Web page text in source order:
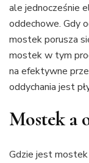
ale jednocześnie
oddechowe. Gdy
mostek porusza
mostek w tym
na efektywne
oddychania jest
Mostek a
Gdzie jest mostek